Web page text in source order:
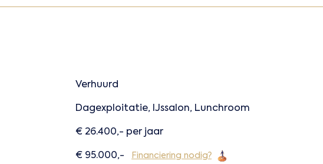
Verhuurd
Dagexploitatie, IJssalon, Lunchroom
€ 26.400,- per jaar
€ 95.000,- Financiering nodig?